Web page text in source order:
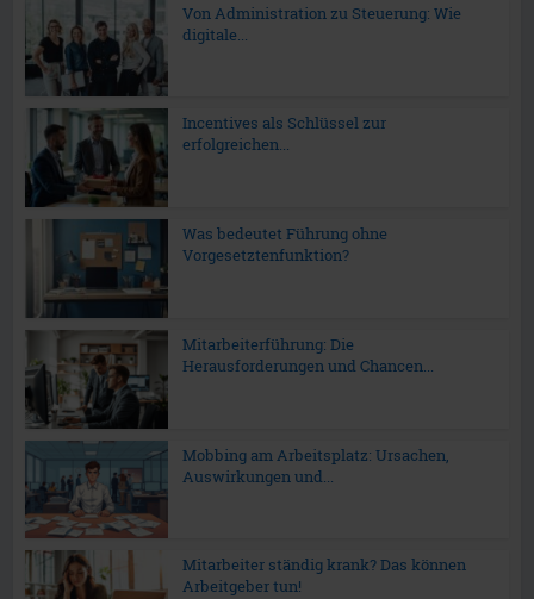
Von Administration zu Steuerung: Wie
digitale...
Incentives als Schlüssel zur
erfolgreichen...
Was bedeutet Führung ohne
Vorgesetztenfunktion?
Mitarbeiterführung: Die
Herausforderungen und Chancen...
Mobbing am Arbeitsplatz: Ursachen,
Auswirkungen und...
Mitarbeiter ständig krank? Das können
Arbeitgeber tun!